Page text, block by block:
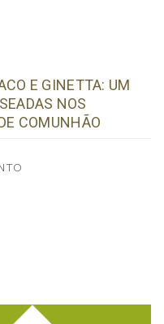
E GINETTA: UM
NOS
COMUNHÃO